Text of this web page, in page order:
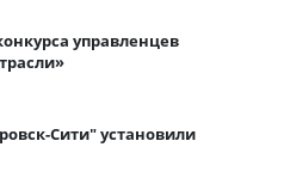
управленцев
Сити" установили